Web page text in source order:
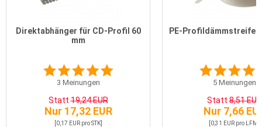
Direktabhänger für CD-Profil 60
mm
3 Meinungen
Statt19,24 EUR
Nur 17,32 EUR
[0,17 EUR pro STK]
PE-Profildämmstreifen
5Meinungen
Statt8,51 EUR
Nur 7,66
[0,31 EUR pro LFM]